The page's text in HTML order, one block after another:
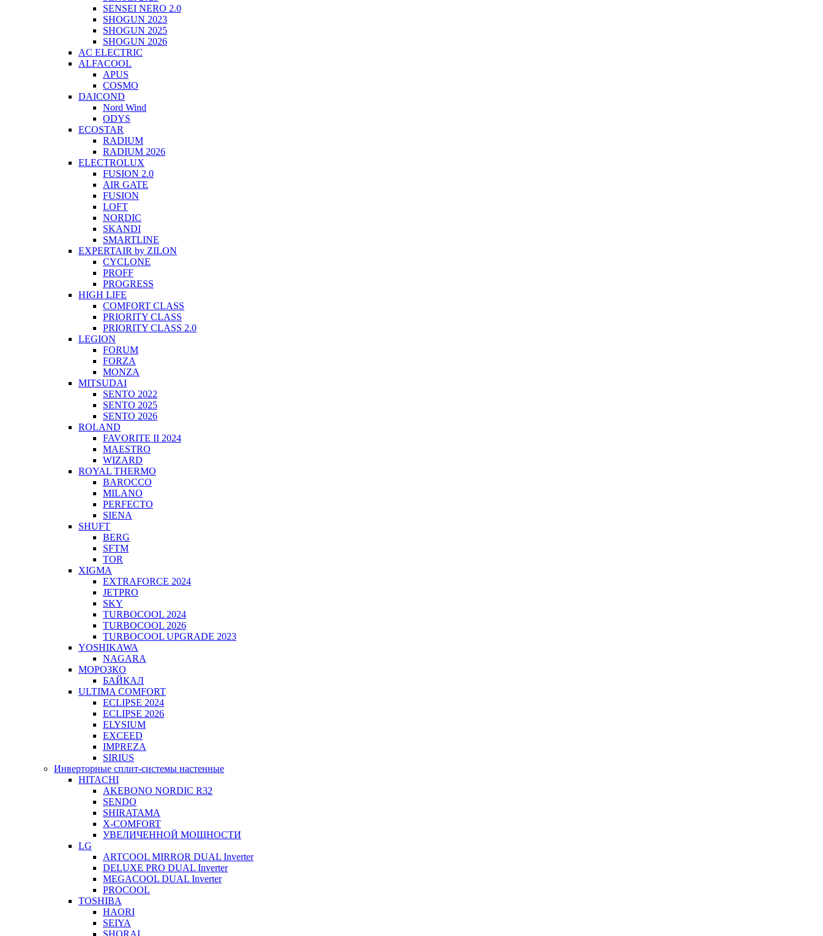
SENSEI NERO 2.0
SHOGUN 2023
SHOGUN 2025
SHOGUN 2026
AC ELECTRIC
ALFACOOL
APUS
COSMO
DAICOND
Nord Wind
ODYS
ECOSTAR
RADIUM
RADIUM 2026
ELECTROLUX
FUSION 2.0
AIR GATE
FUSION
LOFT
NORDIC
SKANDI
SMARTLINE
EXPERTAIR by ZILON
CYCLONE
PROFF
PROGRESS
HIGH LIFE
COMFORT CLASS
PRIORITY CLASS
PRIORITY CLASS 2.0
LEGION
FORUM
FORZA
MONZA
MITSUDAI
SENTO 2022
SENTO 2025
SENTO 2026
ROLAND
FAVORITE II 2024
MAESTRO
WIZARD
ROYAL THERMO
BAROCCO
MILANO
PERFECTO
SIENA
SHUFT
BERG
SFTM
TOR
XIGMA
EXTRAFORCE 2024
JETPRO
SKY
TURBOCOOL 2024
TURBOCOOL 2026
TURBOCOOL UPGRADE 2023
YOSHIKAWA
NAGARA
МОРОЗКО
БАЙКАЛ
ULTIMA COMFORT
ECLIPSE 2024
ECLIPSE 2026
ELYSIUM
EXCEED
IMPREZA
SIRIUS
Инверторные сплит-системы настенные
HITACHI
AKEBONO NORDIC R32
SENDO
SHIRATAMA
X-COMFORT
УВЕЛИЧЕННОЙ МОЩНОСТИ
LG
ARTCOOL MIRROR DUAL Inverter
DELUXE PRO DUAL Inverter
MEGACOOL DUAL Inverter
PROCOOL
TOSHIBA
HAORI
SEIYA
SHORAI